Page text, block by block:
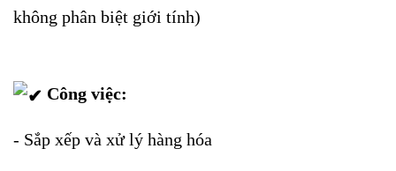
không phân biệt giới tính)
Công việc:
- Sắp xếp và xử lý hàng hóa